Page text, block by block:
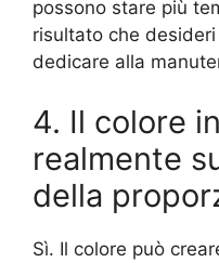
possono stare più
risultato che
dedicare alla
4. Il colore
realmente
della
Sì. Il colore può